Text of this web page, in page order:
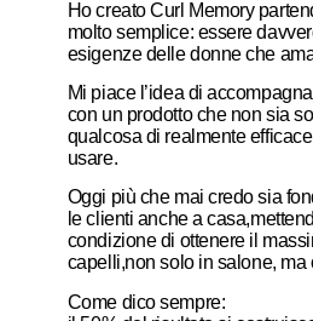
Ho creato Curl Memory
molto semplice: essere
esigenze delle donne che
Mi piace l’idea di
con un prodotto che non sia
qualcosa di realmente
usare.
Oggi più che mai credo sia
le clienti anche a casa,
condizione di ottenere il
capelli,non solo in salone, ma
Come dico sempre: